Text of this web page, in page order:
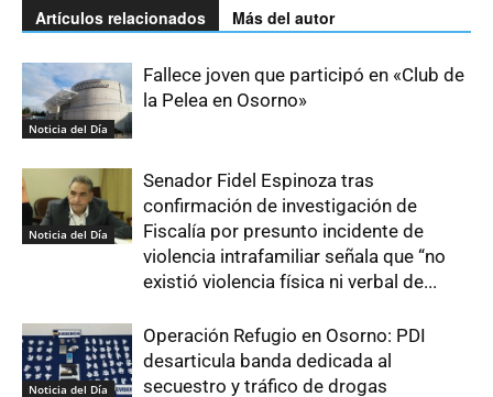
Artículos relacionados Más del autor
Noticia del Día
Fallece joven que participó en «Club de
la Pelea en Osorno»
Noticia del Día
Senador Fidel Espinoza tras
confirmación de investigación de
Fiscalía por presunto incidente de
violencia intrafamiliar señala que “no
existió violencia física ni verbal de...
Noticia del Día
Operación Refugio en Osorno: PDI
desarticula banda dedicada al
secuestro y tráfico de drogas